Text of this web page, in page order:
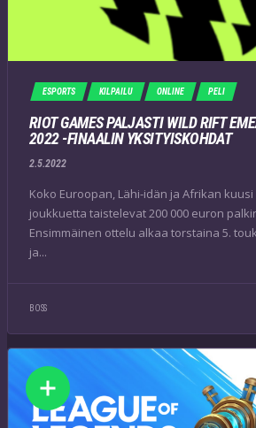
ESPORTS KILPAILU ONLINE PELI
RIOT GAMES PALJASTI WILD RIFT
2022 -FINAALIN YKSITYISKOHDAT
2.5.2022
Koko Euroopan, Lähi-idän ja Afrikan
joukkuetta taistelevat 200 000 euron
Ensimmäinen ottelu alkaa torstaina 5.
ja...
BOSS